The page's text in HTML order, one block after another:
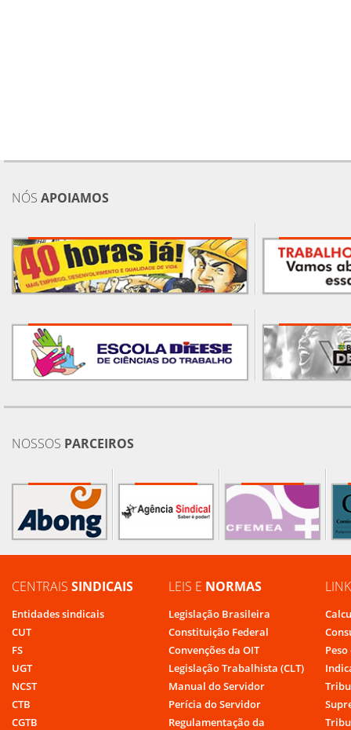
NÓS APOIAMOS
NOSSOS PARCEIROS
CENTRAIS SINDICAIS
Entidades sindicais
CUT
FS
UGT
NCST
CTB
CGTB
LEIS E NORMAS
Legislação Brasileira
Constituição Federal
Convenções da OIT
Legislação Trabalhista (CLT)
Manual do Servidor
Perícia do Servidor
Regulamentação da